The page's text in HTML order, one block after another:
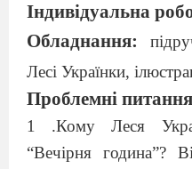
Індивідуальна
Обладнання:
Лесі Українки,
Проблемні питання
1
.Кому Леся
“Вечірня година”?